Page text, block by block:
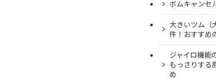
ボムキャンセ
大きいツム（
件！おすすめ
ジャイロ機能
もっさりする
め